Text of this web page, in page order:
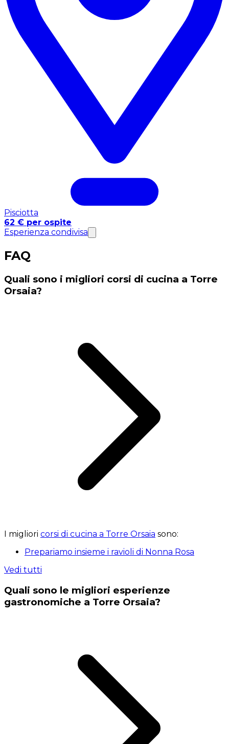
Pisciotta
62 € per ospite
Esperienza condivisa
FAQ
Quali sono i migliori corsi di cucina a Torre
Orsaia?
I migliori corsi di cucina a Torre Orsaia sono:
Prepariamo insieme i ravioli di Nonna Rosa
Vedi tutti
Quali sono le migliori esperienze
gastronomiche a Torre Orsaia?